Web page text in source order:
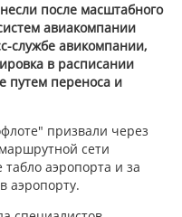
после масштабного
авиакомпании
службе авикомпании,
в расписании
путем переноса и
призвали через
сети
аэропорта и за
аэропорту.